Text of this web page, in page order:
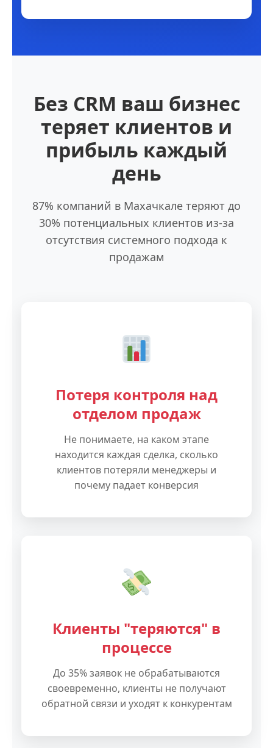
Без CRM ваш бизнес
теряет клиентов и
прибыль каждый
день
87% компаний в Махачкале теряют до
30% потенциальных клиентов из-за
отсутствия системного подхода к
продажам
Потеря контроля над
отделом продаж
Не понимаете, на каком этапе
находится каждая сделка, сколько
клиентов потеряли менеджеры и
почему падает конверсия
Клиенты "теряются" в
процессе
До 35% заявок не обрабатываются
своевременно, клиенты не получают
обратной связи и уходят к конкурентам